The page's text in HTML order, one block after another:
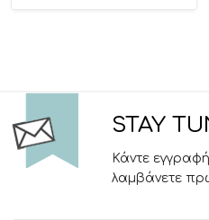
STAY
Κάντε
λαμβάνετε